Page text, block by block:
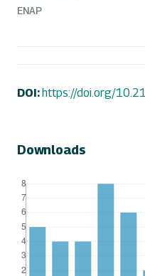
ENAP
DOI:https://doi.org/
Downloads